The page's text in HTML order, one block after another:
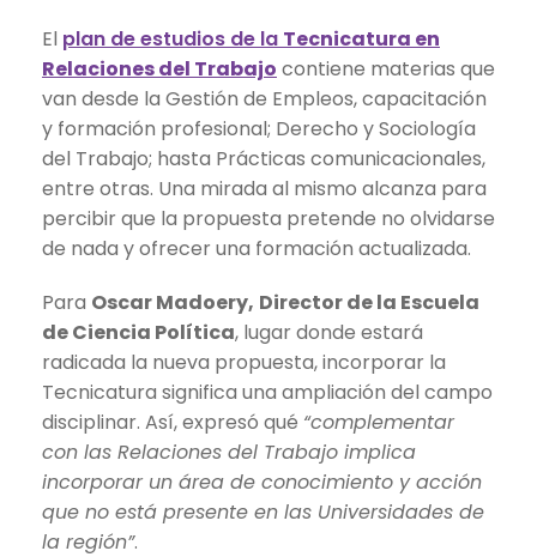
El plan de estudios de la Tecnicatura en
Relaciones del Trabajo contiene materias que
van desde la Gestión de Empleos, capacitación
y formación profesional; Derecho y Sociología
del Trabajo; hasta Prácticas comunicacionales,
entre otras. Una mirada al mismo alcanza para
percibir que la propuesta pretende no olvidarse
de nada y ofrecer una formación actualizada.
Para Oscar Madoery, Director de la Escuela
de Ciencia Política, lugar donde estará
radicada la nueva propuesta, incorporar la
Tecnicatura significa una ampliación del campo
disciplinar. Así, expresó qué “complementar
con las Relaciones del Trabajo implica
incorporar un área de conocimiento y acción
que no está presente en las Universidades de
la región”.